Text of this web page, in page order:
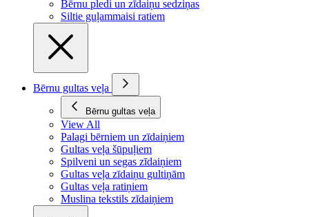
Bērnu pledi un zīdaiņu sedziņas
Siltie guļammaisi ratiem
Bērnu gultas veļa
Bērnu gultas veļa
View All
Palagi bērniem un zīdaiņiem
Gultas veļa šūpuļiem
Spilveni un segas zīdaiņiem
Gultas veļa zīdaiņu gultiņām
Gultas veļa ratiņiem
Muslina tekstils zīdaiņiem